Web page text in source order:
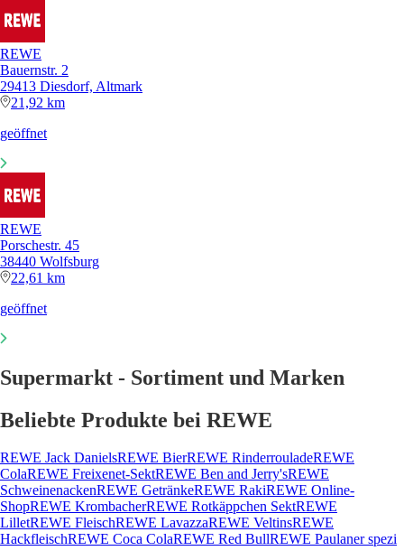
REWE
Bauernstr. 2
29413 Diesdorf, Altmark
21,92 km
geöffnet
REWE
Porschestr. 45
38440 Wolfsburg
22,61 km
geöffnet
Supermarkt - Sortiment und Marken
Beliebte Produkte bei REWE
REWE Jack DanielsREWE BierREWE RinderrouladeREWE
ColaREWE Freixenet-SektREWE Ben and Jerry'sREWE
SchweinenackenREWE GetränkeREWE RakiREWE Online-
ShopREWE KrombacherREWE Rotkäppchen SektREWE
LilletREWE FleischREWE LavazzaREWE VeltinsREWE
HackfleischREWE Coca ColaREWE Red BullREWE Paulaner spezi